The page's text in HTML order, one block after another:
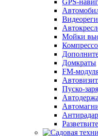
GPS-
Мойки
Домкраты
FM-
Пуско-